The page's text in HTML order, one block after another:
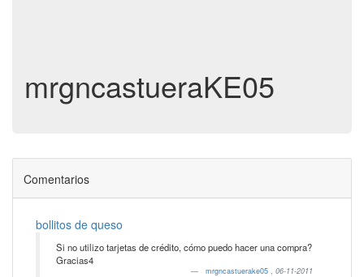
mrgncastueraKE05
Comentarios
bollitos de queso
Si no utilizo tarjetas de crédito, cómo puedo hacer una compra?
Gracias4
mrgncastuerake05 , 06-11-2011